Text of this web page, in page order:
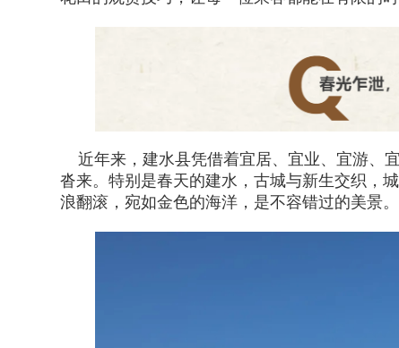
近年来，建水县凭借着宜居、宜业、宜游、
沓来。特别是春天的建水，古城与新生交织，
浪翻滚，宛如金色的海洋，是不容错过的美景。